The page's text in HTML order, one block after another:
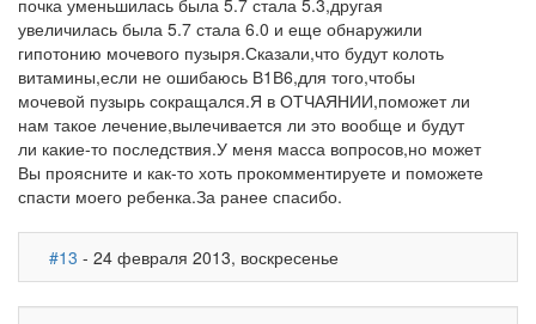
почка уменьшилась была 5.7 стала 5.3,другая
увеличилась была 5.7 стала 6.0 и еще обнаружили
гипотонию мочевого пузыря.Сказали,что будут колоть
витамины,если не ошибаюсь В1В6,для того,чтобы
мочевой пузырь сокращался.Я в ОТЧАЯНИИ,поможет ли
нам такое лечение,вылечивается ли это вообще и будут
ли какие-то последствия.У меня масса вопросов,но может
Вы проясните и как-то хоть прокомментируете и поможете
спасти моего ребенка.За ранее спасибо.
#13 - 24 февраля 2013, воскресенье